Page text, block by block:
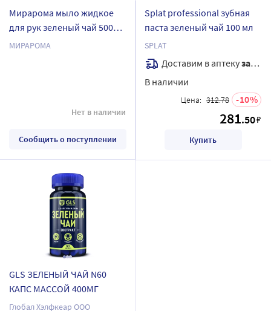
Мирарома мыло жидкое
для рук зеленый чай 500
мл
МИРАРОМА
Нет в наличии
Сообщить о поступлении
Splat professional зубная
паста зеленый чай 100 мл
SPLAT
Доставим в аптекузавтра
В наличии
Цена: 312.78 10
281.50₽
Купить
GLS ЗЕЛЕНЫЙ ЧАЙ N60
КАПС МАССОЙ 400МГ
Глобал Хэлфкеар ООО